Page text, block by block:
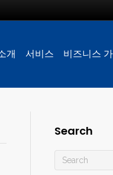
개 서비스 비즈니스
Search